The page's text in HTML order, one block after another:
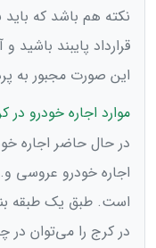
نکته هم باشد که
قرارداد پایبند
این صورت مجبور به
موارد اجاره خودرو در
در حال حاضر اجاره
اجاره خودرو عروسی
است. طبق یک طبقه
در کرج را می‌توان